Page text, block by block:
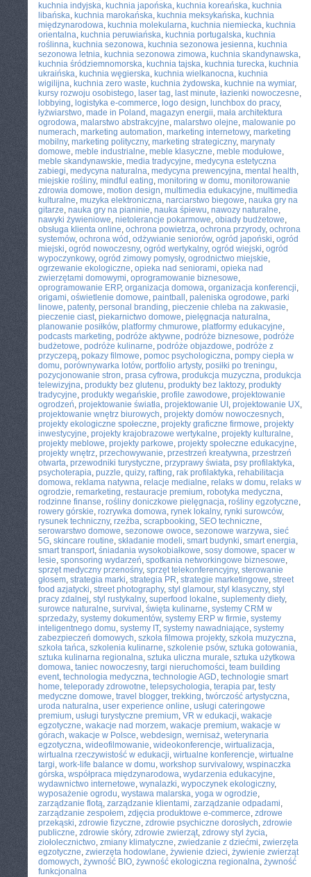
kuchnia indyjska, kuchnia japońska, kuchnia koreańska, kuchnia
libańska, kuchnia marokańska, kuchnia meksykańska, kuchnia
międzynarodowa, kuchnia molekularna, kuchnia niemiecka, kuchnia
orientalna, kuchnia peruwiańska, kuchnia portugalska, kuchnia
roślinna, kuchnia sezonowa, kuchnia sezonowa jesienna, kuchnia
sezonowa letnia, kuchnia sezonowa zimowa, kuchnia skandynawska,
kuchnia śródziemnomorska, kuchnia tajska, kuchnia turecka, kuchnia
ukraińska, kuchnia węgierska, kuchnia wielkanocna, kuchnia
wigilijna, kuchnia zero waste, kuchnia żydowska, kuchnie na wymiar,
kursy rozwoju osobistego, laser tag, last minute, łazienki nowoczesne,
lobbying, logistyka e-commerce, logo design, lunchbox do pracy,
łyżwiarstwo, made in Poland , magazyn energii, mała architektura
ogrodowa, malarstwo abstrakcyjne, malarstwo olejne, malowanie po
numerach, marketing automation, marketing internetowy, marketing
mobilny, marketing polityczny, marketing strategiczny, marynaty
domowe, meble industrialne, meble klasyczne, meble modułowe,
meble skandynawskie, media tradycyjne, medycyna estetyczna
zabiegi, medycyna naturalna, medycyna prewencyjna, mental health,
miejskie rośliny, mindful eating, monitoring w domu, monitorowanie
zdrowia domowe, motion design, multimedia edukacyjne, multimedia
kulturalne, muzyka elektroniczna, narciarstwo biegowe, nauka gry na
gitarze, nauka gry na pianinie, nauka śpiewu, nawozy naturalne,
nawyki żywieniowe, nietolerancje pokarmowe, obiady budżetowe,
obsługa klienta online, ochrona powietrza, ochrona przyrody, ochrona
systemów, ochrona wód , odżywianie seniorów, ogród japoński, ogród
miejski, ogród nowoczesny, ogród wertykalny, ogród wiejski, ogród
wypoczynkowy, ogród zimowy pomysły, ogrodnictwo miejskie,
ogrzewanie ekologiczne, opieka nad seniorami, opieka nad
zwierzętami domowymi, oprogramowanie biznesowe,
oprogramowanie ERP, organizacja domowa, organizacja konferencji,
origami, oświetlenie domowe, paintball , paleniska ogrodowe, parki
linowe, patenty, personal branding, pieczenie chleba na zakwasie,
pieczenie ciast, piekarnictwo domowe, pielęgnacja naturalna,
planowanie posiłków, platformy chmurowe, platformy edukacyjne,
podcasts marketing, podróże aktywne, podróże biznesowe, podróże
budżetowe, podróże kulinarne, podróże objazdowe, podróże z
przyczepą, pokazy filmowe, pomoc psychologiczna, pompy ciepła w
domu, porównywarka lotów, portfolio artysty, posiłki po treningu,
pozycjonowanie stron, prasa cyfrowa, produkcja muzyczna, produkcja
telewizyjna, produkty bez glutenu, produkty bez laktozy, produkty
tradycyjne, produkty wegańskie, profile zawodowe, projektowanie
ogrodzeń, projektowanie światła, projektowanie UI , projektowanie UX,
projektowanie wnętrz biurowych, projekty domów nowoczesnych,
projekty ekologiczne społeczne, projekty graficzne firmowe, projekty
inwestycyjne, projekty krajobrazowe wertykalne, projekty kulturalne,
projekty meblowe, projekty parkowe, projekty społeczne edukacyjne,
projekty wnętrz, przechowywanie, przestrzeń kreatywna, przestrzeń
otwarta, przewodniki turystyczne, przyprawy świata, psy profilaktyka,
psychoterapia, puzzle, quizy, rafting, rak profilaktyka, rehabilitacja
domowa, reklama natywna, relacje medialne, relaks w domu, relaks w
ogrodzie, remarketing, restauracje premium, robotyka medyczna,
rodzinne finanse, rośliny doniczkowe pielęgnacja, rośliny egzotyczne,
rowery górskie, rozrywka domowa, rynek lokalny, rynki surowców,
rysunek techniczny, rzeźba, scrapbooking, SEO techniczne,
serowarstwo domowe, sezonowe owoce, sezonowe warzywa, sieć
5G, skincare routine, składanie modeli, smart budynki, smart energia,
smart transport, śniadania wysokobiałkowe, sosy domowe, spacer w
lesie, sponsoring wydarzeń, spotkania networkingowe biznesowe,
sprzęt medyczny przenośny, sprzęt telekonferencyjny, sterowanie
głosem, strategia marki, strategia PR, strategie marketingowe, street
food azjatycki, street photography, styl glamour, styl klasyczny, styl
pracy zdalnej, styl rustykalny, superfood lokalne, suplementy diety,
surowce naturalne, survival , święta kulinarne, systemy CRM w
sprzedaży, systemy dokumentów, systemy ERP w firmie, systemy
inteligentnego domu, systemy IT, systemy nawadniające, systemy
zabezpieczeń domowych, szkoła filmowa projekty, szkoła muzyczna,
szkoła tańca, szkolenia kulinarne, szkolenie psów, sztuka gotowania,
sztuka kulinarna regionalna, sztuka uliczna murale, sztuka użytkowa
domowa, taniec nowoczesny, targi nieruchomości, team building
event, technologia medyczna, technologie AGD, technologie smart
home, teleporady zdrowotne, telepsychologia, terapia par, testy
medyczne domowe, travel blogger, trekking, twórczość artystyczna,
uroda naturalna, user experience online, usługi cateringowe
premium, usługi turystyczne premium, VR w edukacji, wakacje
egzotyczne, wakacje nad morzem, wakacje premium, wakacje w
górach, wakacje w Polsce, webdesign, wernisaż, weterynaria
egzotyczna, wideofilmowanie, wideokonferencje, wirtualizacja,
wirtualna rzeczywistość w edukacji, wirtualne konferencje, wirtualne
targi, work-life balance w domu, workshop survivalowy, wspinaczka
górska, współpraca międzynarodowa, wydarzenia edukacyjne,
wydawnictwo internetowe, wynalazki, wypoczynek ekologiczny,
wyposażenie ogrodu, wystawa malarska, yoga w ogrodzie,
zarządzanie flotą, zarządzanie klientami, zarządzanie odpadami,
zarządzanie zespołem, zdjęcia produktowe e-commerce, zdrowe
przekąski, zdrowie fizyczne, zdrowie psychiczne dorosłych, zdrowie
publiczne, zdrowie skóry, zdrowie zwierząt, zdrowy styl życia,
ziołolecznictwo, zmiany klimatyczne, zwiedzanie z dziećmi, zwierzęta
egzotyczne, zwierzęta hodowlane, żywienie dzieci, żywienie zwierząt
domowych, żywność BIO, żywność ekologiczna regionalna, żywność
funkcjonalna